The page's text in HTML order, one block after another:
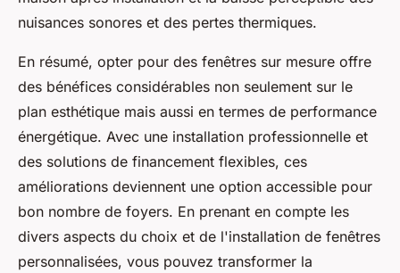
nuisances sonores et des pertes thermiques.
En résumé, opter pour des fenêtres sur mesure offre
des bénéfices considérables non seulement sur le
plan esthétique mais aussi en termes de performance
énergétique. Avec une installation professionnelle et
des solutions de financement flexibles, ces
améliorations deviennent une option accessible pour
bon nombre de foyers. En prenant en compte les
divers aspects du choix et de l'installation de fenêtres
personnalisées, vous pouvez transformer la